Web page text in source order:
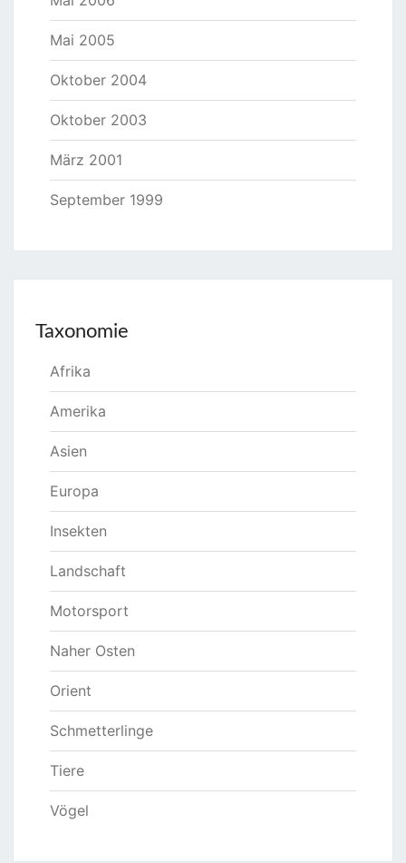
Mai 2005
Oktober 2004
Oktober 2003
März 2001
September 1999
Taxonomie
Afrika
Amerika
Asien
Europa
Insekten
Landschaft
Motorsport
Naher Osten
Orient
Schmetterlinge
Tiere
Vögel